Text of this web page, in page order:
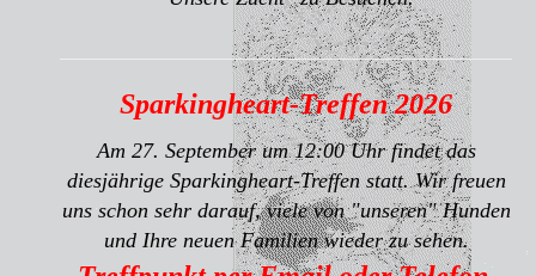
Sparkingheart-Treffen 2026
Am 27. September um 12:00 Uhr findet das
diesjährige Sparkingheart-Treffen statt. Wir freuen
uns schon sehr darauf, viele von "unseren" Hunden
und Ihre neuen Familien wieder zu sehen.